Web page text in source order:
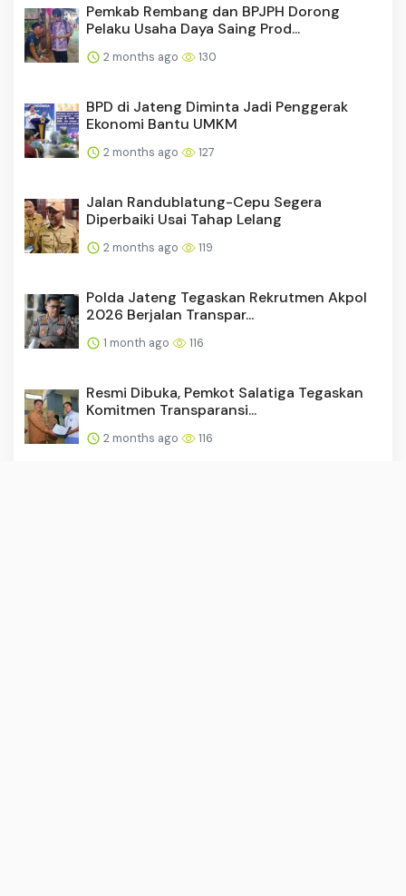
Pemkab Rembang dan BPJPH Dorong
Pelaku Usaha Daya Saing Prod...
2 months ago 130
BPD di Jateng Diminta Jadi Penggerak
Ekonomi Bantu UMKM
2 months ago 127
Jalan Randublatung-Cepu Segera
Diperbaiki Usai Tahap Lelang
2 months ago 119
Polda Jateng Tegaskan Rekrutmen Akpol
2026 Berjalan Transpar...
1 month ago 116
Resmi Dibuka, Pemkot Salatiga Tegaskan
Komitmen Transparansi...
2 months ago 116